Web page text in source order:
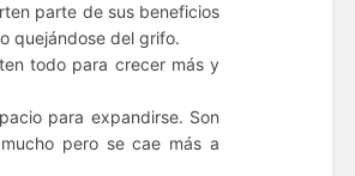
parte de sus beneficios
quejándose del grifo.
todo para crecer más y
para expandirse. Son
pero se cae más a